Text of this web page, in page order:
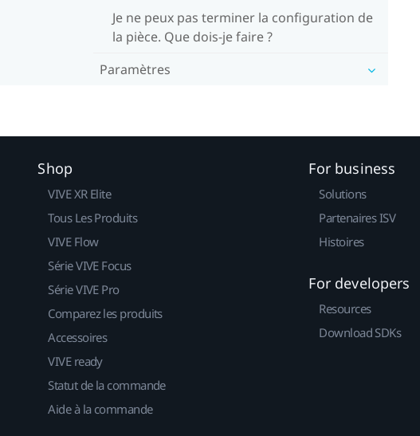
Je ne peux pas terminer la configuration de
la pièce. Que dois-je faire ?
Paramètres
Shop
VIVE XR Elite
Tous Les Produits
VIVE Flow
Série VIVE Focus
Série VIVE Pro
Comparez les produits
Accessoires
VIVE ready
Statut de la commande
Aide à la commande
For business
Solutions
Partenaires ISV
Histoires
For developers
Resources
Download SDKs